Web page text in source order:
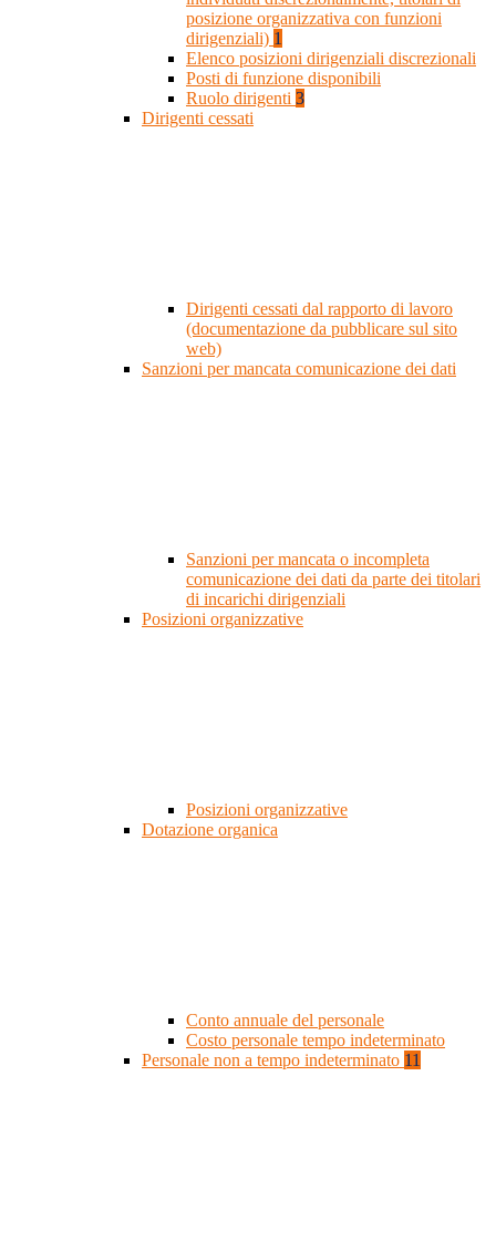
posizione organizzativa con funzioni
dirigenziali) 1
Elenco posizioni dirigenziali discrezionali
Posti di funzione disponibili
Ruolo dirigenti 3
Dirigenti cessati
Dirigenti cessati dal rapporto di lavoro
(documentazione da pubblicare sul sito
web)
Sanzioni per mancata comunicazione dei dati
Sanzioni per mancata o incompleta
comunicazione dei dati da parte dei titolari
di incarichi dirigenziali
Posizioni organizzative
Posizioni organizzative
Dotazione organica
Conto annuale del personale
Costo personale tempo indeterminato
Personale non a tempo indeterminato 11